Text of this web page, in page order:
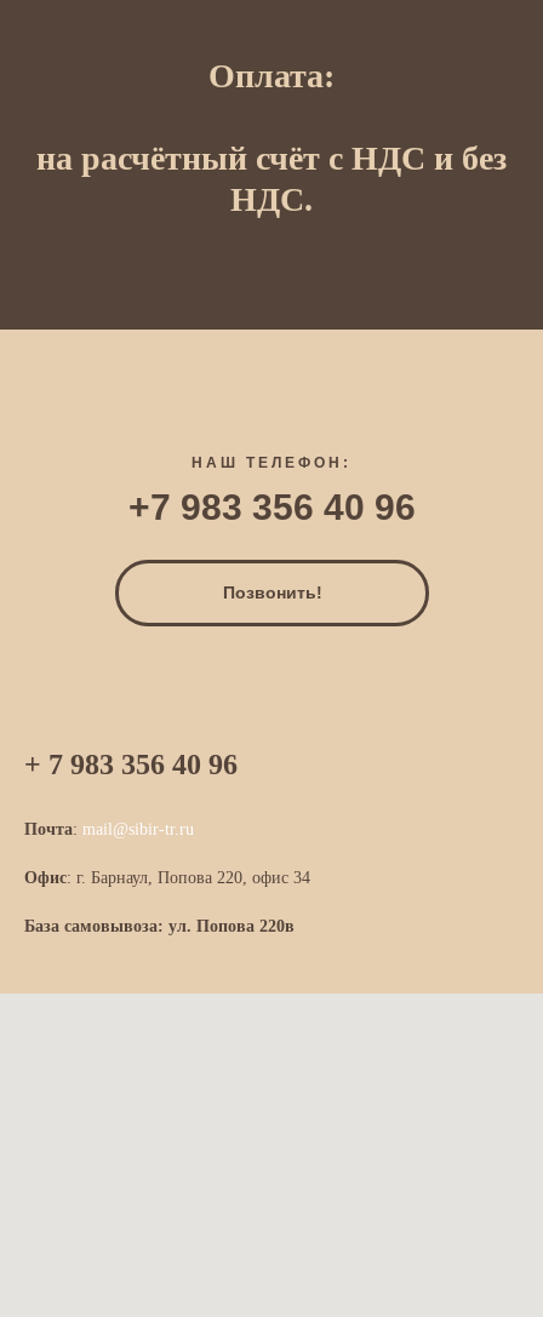
Оплата:
на расчётный счёт с НДС и без
НДС.
+7 983 356 40 96
НАШ ТЕЛЕФОН:
Позвонить!
+ 7 983 356 40 96
Почта: mail@sibir-tr.ru
Офис: г. Барнаул, Попова 220, офис 34
База самовывоза: ул. Попова 220в